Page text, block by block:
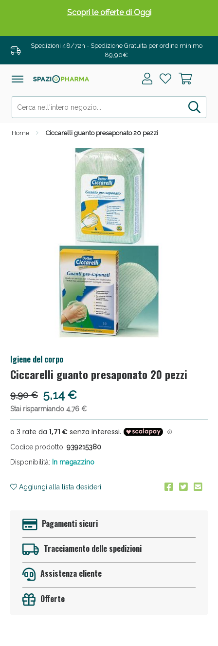
Spedizioni 48/72h - Spedizione Gratuita per ordine minimo
89,90€
Home Ciccarelli guanto presaponato 20 pezzi
Igiene del corpo
Ciccarelli guanto presaponato 20 pezzi
9,90 € 5,14 €
Stai risparmiando 4,76 €
Codice prodotto: 939215380
Disponibilità: In magazzino
Aggiungi alla lista desideri
Pagamenti sicuri
Tracciamento delle spedizioni
Assistenza cliente
Offerte
Scopri le offerte di Oggi
Drenanti e Pancia Piatta: Sconti fino al 55% validi
solo per OGGI!
Salini e Multivitaminici: oggi Sconto extra fino al
Anticellulite e Fanghi: Sconto fino al 40% valido
oggi!